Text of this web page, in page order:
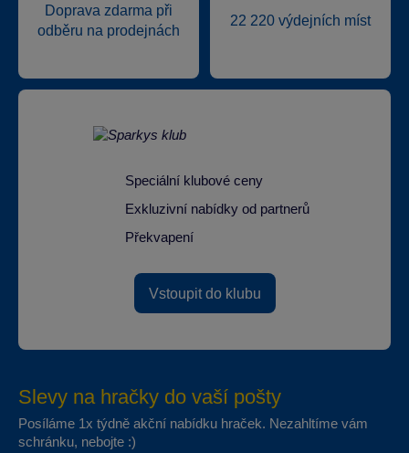
Doprava zdarma při
odběru na prodejnách
22 220 výdejních míst
Speciální klubové ceny
Exkluzivní nabídky od partnerů
Překvapení
Vstoupit do klubu
Slevy na hračky do vaší pošty
Posíláme 1x týdně akční nabídku hraček. Nezahltíme vám
schránku, nebojte :)